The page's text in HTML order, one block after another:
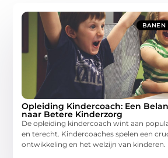
BANEN
Opleiding Kindercoach: Een
naar Betere Kinderzorg
De opleiding kindercoach wint aan
en terecht. Kindercoaches spelen een
ontwikkeling en het welzijn van kinderen.